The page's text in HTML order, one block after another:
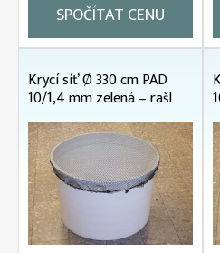
SPOČÍTAT CENU
Krycí síť Ø 330 cm PAD
10/1,4 mm zelená – rašl